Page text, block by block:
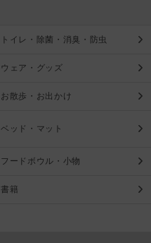
トイレ・除菌・消臭・防虫
ウェア・グッズ
お散歩・お出かけ
ベッド・マット
フードボウル・小物
書籍